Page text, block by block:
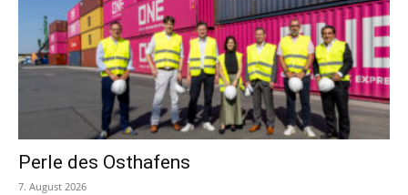
Perle des Osthafens
7. August 2026